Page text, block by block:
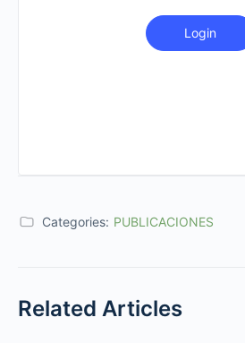
Login
Categories: PUBLICACIONES
Related Articles